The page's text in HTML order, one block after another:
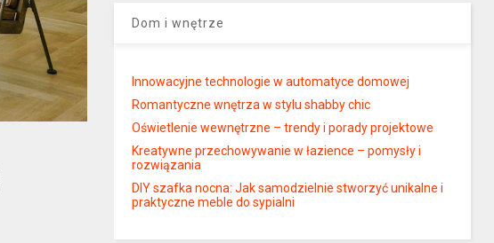
Dom i wnętrze
Innowacyjne technologie w automatyce domowej
Romantyczne wnętrza w stylu shabby chic
Oświetlenie wewnętrzne – trendy i porady projektowe
Kreatywne przechowywanie w łazience – pomysły i
rozwiązania
DIY szafka nocna: Jak samodzielnie stworzyć unikalne i
praktyczne meble do sypialni